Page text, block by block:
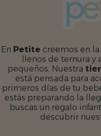
En Petite creemos en
llenos de ternura y
pequeños. Nuestra
está pensada para
primeros días de tu
estás preparando la
buscas un regalo
descubrir